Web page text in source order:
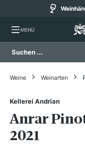
MENÜ
Bildergalerie
Weine Weinarten
Kellerei Andrian
Anrar
2021